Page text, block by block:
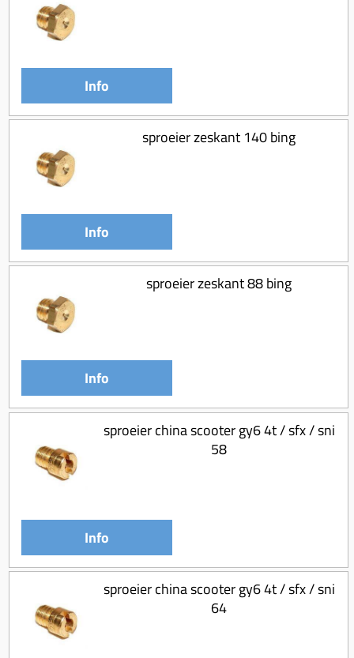
Info
sproeier zeskant 140 bing
Info
sproeier zeskant 88 bing
Info
sproeier china scooter gy6 4t / sfx / sni
58
Info
sproeier china scooter gy6 4t / sfx / sni
64